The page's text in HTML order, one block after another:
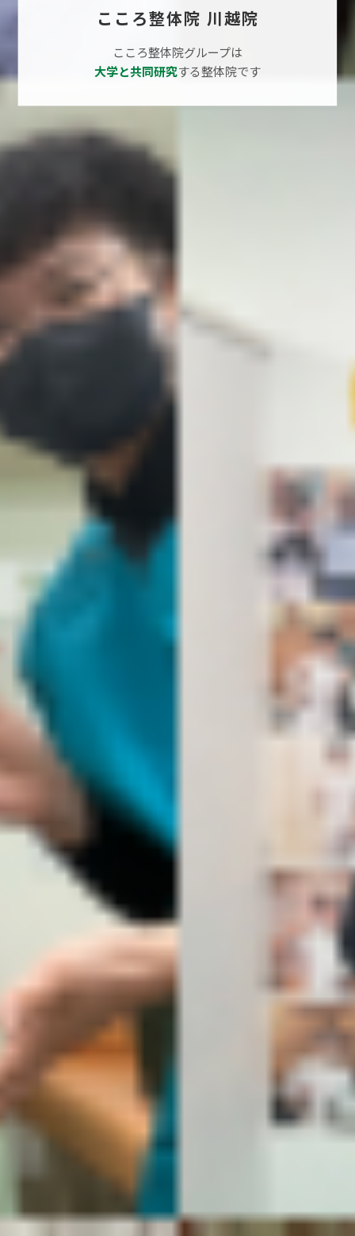
こころ整体院 川越院
こころ整体院グループは
大学と共同研究する整体院です